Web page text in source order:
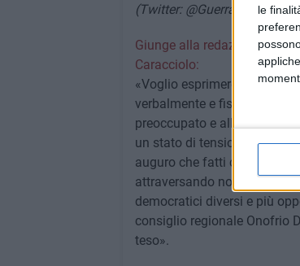
le
(Twitter: @GuerraLuca88)
Giunge alla redazione di
Caracciolo:
«Voglio esprimere la mia
verbalmente e fisicamente
preoccupato e allarmato
un stato di tensione che si
auguro che fatti come
attraversando non si
democratici diversi e più
consiglio regionale Onofrio
teso».